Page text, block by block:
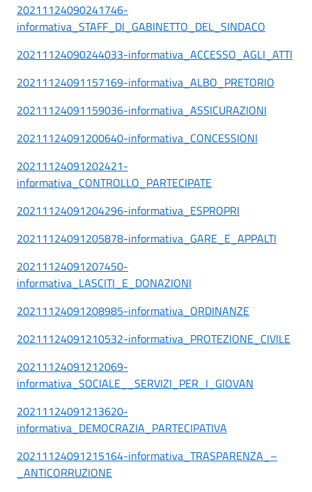
20211124090241746-
informativa_STAFF_DI_GABINETTO_DEL_SINDACO
20211124090244033-informativa_ACCESSO_AGLI_ATTI
20211124091157169-informativa_ALBO_PRETORIO
20211124091159036-informativa_ASSICURAZIONI
20211124091200640-informativa_CONCESSIONI
20211124091202421-
informativa_CONTROLLO_PARTECIPATE
20211124091204296-informativa_ESPROPRI
20211124091205878-informativa_GARE_E_APPALTI
20211124091207450-
informativa_LASCITI_E_DONAZIONI
20211124091208985-informativa_ORDINANZE
20211124091210532-informativa_PROTEZIONE_CIVILE
20211124091212069-
informativa_SOCIALE__SERVIZI_PER_I_GIOVAN
20211124091213620-
informativa_DEMOCRAZIA_PARTECIPATIVA
20211124091215164-informativa_TRASPARENZA_–
_ANTICORRUZIONE